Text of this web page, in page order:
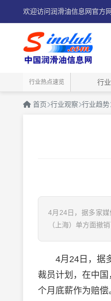
欢迎访问润滑油信息网官方网
行业热点速览 行
首页 行业观察 行业趋势
4月24日，据多家
（上海）单方面撤
4月24日，据多
裁员计划，在中
个月底薪作为赔